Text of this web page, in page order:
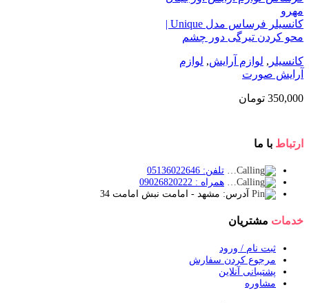
کانسیلر فرساس مدل Unique |
محو کردن تیرگی دور چشم
کانسیلر , لوازم آرایش, لوازم
آرایش صورت
350,000 تومان
ارتباط با ما
تلفن: 05136022646
همراه : 09026820222
آدرس: مشهد - امامت نبش امامت 34
خدمات مشتریان
ثبت نام / ورود
مرجوع کردن سفارش
پشتیبانی آنلاین
مشاوره